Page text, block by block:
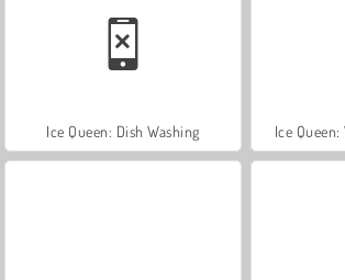
Ice Queen: Dish Washing Ice